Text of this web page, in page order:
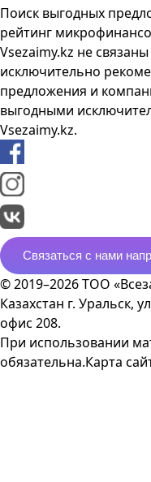
Поиск выгодных
рейтинг
Vsezaimy.kz не
исключительно
предложения и
выгодными
Vsezaimy.kz.
Связаться с нами
© 2019–2026 ТОО
Казахстан г. Уральск,
офис 208.
При использовании
обязательна.Карта